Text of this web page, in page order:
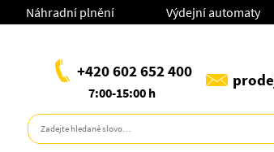
Náhradní plnění Výdejní automaty
+420 602 652 400
7:00-15:00 h